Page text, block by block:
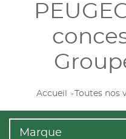
Accueil Toutes nos
Marque